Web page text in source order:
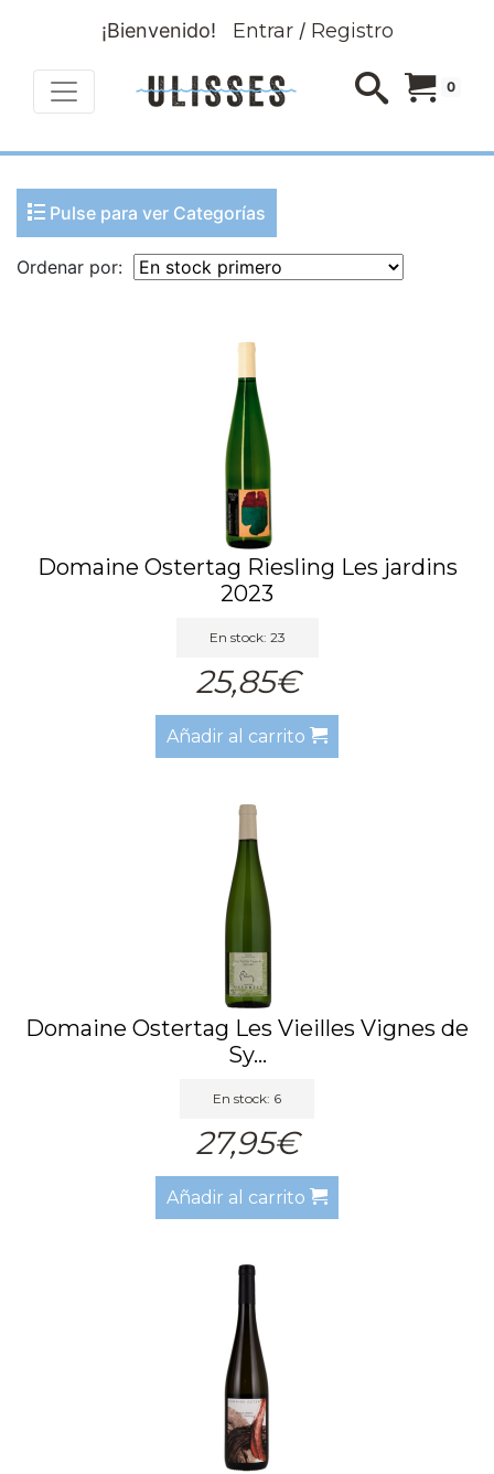
¡Bienvenido! Entrar/ Registro
0
Pulse para ver Categorías
Ordenar por:
Domaine Ostertag Riesling Les jardins
2023
En stock: 23
25,85€
Añadir al carrito
Domaine Ostertag Les Vieilles Vignes de
Sy...
En stock: 6
27,95€
Añadir al carrito